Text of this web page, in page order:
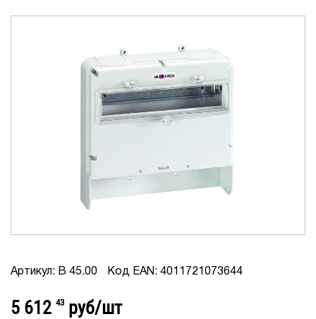
Артикул: B 45.00 Код EAN: 4011721073644
5 612 43 руб/шт